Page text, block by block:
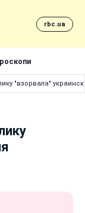
rbc.ua
"взорвала"